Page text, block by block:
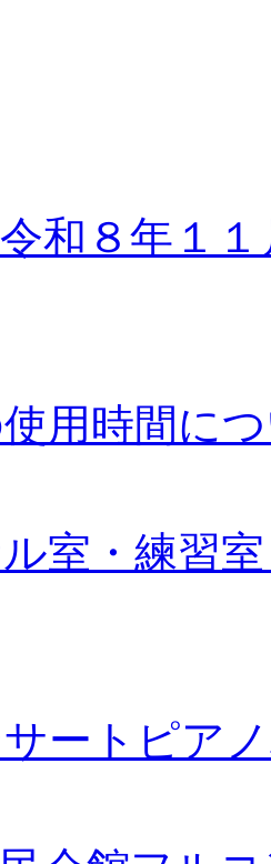
令和８年１
用時間に
室・練習
ートピア